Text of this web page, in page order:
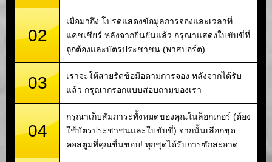
02
เมื่อมาถึง โปรดแสดงข้อมูลการจองและเวลาที่
แคชเชียร์ หลังจากยืนยันแล้ว กรุณาแสดงใบขับขี่ที่
ถูกต้องและบัตรประชาชน (พาสปอร์ต)
03
เราจะให้สายรัดข้อมือตามการจอง หลังจากได้รับ
แล้ว กรุณากรอกแบบสอบถามของเรา
04
กรุณาเก็บสัมภาระทั้งหมดของคุณในล็อกเกอร์ (ต้อง
ใช้บัตรประชาชนและใบขับขี่) จากนั้นเลือกชุด
คอสตูมที่คุณชื่นชอบ! ทุกชุดได้รับการซักสะอาด